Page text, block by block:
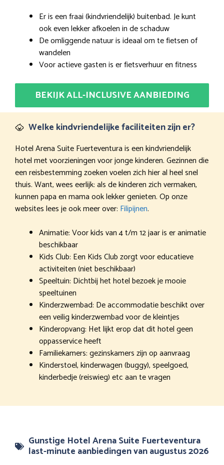
Er is een fraai (kindvriendelijk) buitenbad. Je kunt
ook even lekker afkoelen in de schaduw
De omliggende natuur is ideaal om te fietsen of
wandelen
Voor actieve gasten is er fietsverhuur en fitness
BEKIJK ALL-INCLUSIVE AANBIEDING
Welke kindvriendelijke faciliteiten zijn er?
Hotel Arena Suite Fuerteventura is een kindvriendelijk
hotel met voorzieningen voor jonge kinderen. Gezinnen die
een reisbestemming zoeken voelen zich hier al heel snel
thuis. Want, wees eerlijk: als de kinderen zich vermaken,
kunnen papa en mama ook lekker genieten. Op onze
websites lees je ook meer over: Filipijnen.
Animatie: Voor kids van 4 t/m 12 jaar is er animatie
beschikbaar
Kids Club: Een Kids Club zorgt voor educatieve
activiteiten (niet beschikbaar)
Speeltuin: Dichtbij het hotel bezoek je mooie
speeltuinen
Kinderzwembad: De accommodatie beschikt over
een veilig kinderzwembad voor de kleintjes
Kinderopvang: Het lijkt erop dat dit hotel geen
oppasservice heeft
Familiekamers: gezinskamers zijn op aanvraag
Kinderstoel, kinderwagen (buggy), speelgoed,
kinderbedje (reiswieg) etc aan te vragen
Gunstige Hotel Arena Suite Fuerteventura
last-minute aanbiedingen van augustus 2026